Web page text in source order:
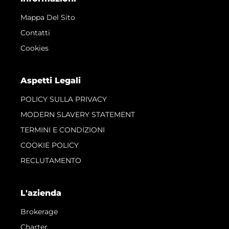
Mappa Del Sito
Contatti
Cookies
Aspetti Legali
POLICY SULLA PRIVACY
MODERN SLAVERY STATEMENT
TERMINI E CONDIZIONI
COOKIE POLICY
RECLUTAMENTO
L'azienda
Brokerage
Charter